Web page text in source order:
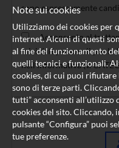
sono espressamente
Acconsento al
miei dati personali per le
nell’informativa (v.
Note sui cookies
Utilizziamo dei cookies per
internet. Alcuni di questi
al fine del funzionamento
quelli tecnici e funzionali.
cookies, di cui puoi rifiutare
sono di terze parti.
tutti” acconsenti all’utilizzo
cookies del sito. Cliccando,
pulsante “Configura” puoi
tue preferenze.